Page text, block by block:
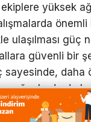
yüksek
önemli
ulaşılması güç
güvenli bir
sayesinde, daha
ağaçlarda da
ve kontrollü